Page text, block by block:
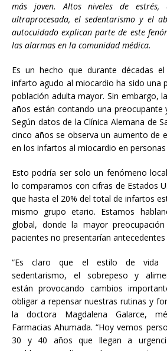
más joven. Altos niveles de
ultraprocesada, el sedentarismo y el
autocuidado explican parte de este
las alarmas en la comunidad médica.
Es un hecho que durante décadas
infarto agudo al miocardio ha sido una
población adulta mayor. Sin embargo,
años están contando una preocupante
Según datos de la Clínica Alemana de
cinco años se observa un aumento de
en los infartos al miocardio en
Esto podría ser solo un fenómeno
lo comparamos con cifras de Estados
que hasta el 20% del total de infartos
mismo grupo etario. Estamos
global, donde la mayor
pacientes no presentarían
“Es claro que el estilo de vida
sedentarismo, el sobrepeso y
están provocando cambios
obligar a repensar nuestras rutinas y
la doctora Magdalena Galarce,
Farmacias Ahumada. “Hoy vemos
30 y 40 años que llegan a